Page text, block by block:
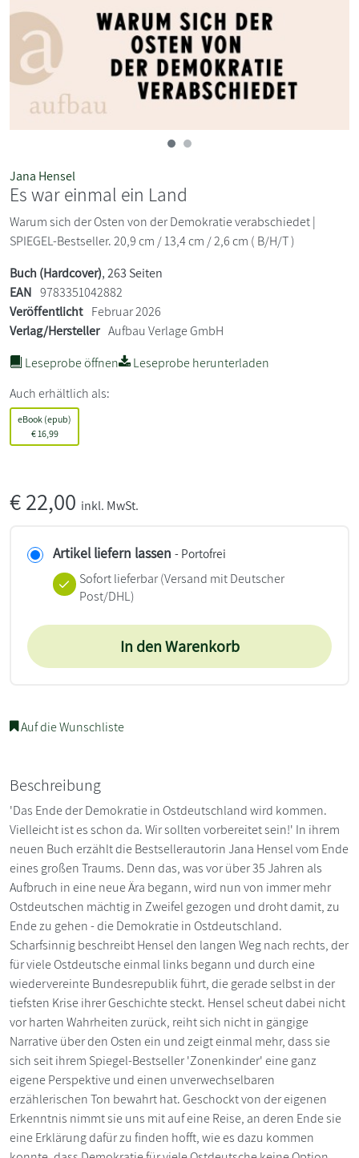
Jana Hensel
Es war einmal ein Land
Warum sich der Osten von der Demokratie verabschiedet |
SPIEGEL-Bestseller. 20,9 cm / 13,4 cm / 2,6 cm ( B/H/T )
Buch (Hardcover), 263 Seiten
EAN 9783351042882
Veröffentlicht Februar 2026
Verlag/Hersteller Aufbau Verlage GmbH
Leseprobe öffnen
Leseprobe herunterladen
Auch erhältlich als:
eBook (epub)
€16,99
€22,00 inkl. MwSt.
Artikel liefern lassen - Portofrei
Sofort lieferbar(Versand mit Deutscher
Post/DHL)
In den Warenkorb
Auf die Wunschliste
Beschreibung
'Das Ende der Demokratie in Ostdeutschland wird kommen.
Vielleicht ist es schon da. Wir sollten vorbereitet sein!' In ihrem
neuen Buch erzählt die Bestsellerautorin Jana Hensel vom Ende
eines großen Traums. Denn das, was vor über 35 Jahren als
Aufbruch in eine neue Ära begann, wird nun von immer mehr
Ostdeutschen mächtig in Zweifel gezogen und droht damit, zu
Ende zu gehen - die Demokratie in Ostdeutschland.
Scharfsinnig beschreibt Hensel den langen Weg nach rechts, der
für viele Ostdeutsche einmal links begann und durch eine
wiedervereinte Bundesrepublik führt, die gerade selbst in der
tiefsten Krise ihrer Geschichte steckt. Hensel scheut dabei nicht
vor harten Wahrheiten zurück, reiht sich nicht in gängige
Narrative über den Osten ein und zeigt einmal mehr, dass sie
sich seit ihrem Spiegel-Bestseller 'Zonenkinder' eine ganz
eigene Perspektive und einen unverwechselbaren
erzählerischen Ton bewahrt hat. Geschockt von der eigenen
Erkenntnis nimmt sie uns mit auf eine Reise, an deren Ende sie
eine Erklärung dafür zu finden hofft, wie es dazu kommen